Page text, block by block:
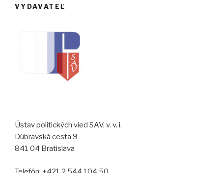
VYDAVATEĽ
Ústav politických vied SAV, v. v. i.
Dúbravská cesta 9
841 04 Bratislava